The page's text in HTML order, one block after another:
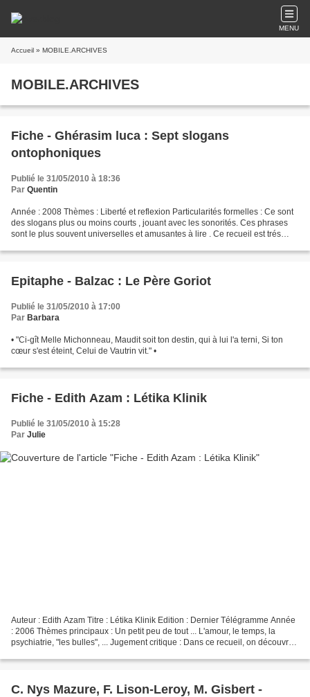
MENU
Accueil » MOBILE.ARCHIVES
MOBILE.ARCHIVES
Fiche - Ghérasim luca : Sept slogans
ontophoniques
Publié le 31/05/2010 à 18:36
Par Quentin
Année : 2008 Thèmes : Liberté et reflexion Particularités formelles : Ce sont
des slogans plus ou moins courts , jouant avec les sonorités. Ces phrases
sont le plus souvent universelles et amusantes à lire . Ce recueil est trés
Epitaphe - Balzac : Le Père Goriot
Publié le 31/05/2010 à 17:00
Par Barbara
• "Ci-gît Melle Michonneau, Maudit soit ton destin, qui à lui l'a terni, Si ton
cœur s'est éteint, Celui de Vautrin vit." •
Fiche - Edith Azam : Létika Klinik
Publié le 31/05/2010 à 15:28
Par Julie
Auteur : Edith Azam Titre : Létika Klinik Edition : Dernier Télégramme Année
: 2006 Thèmes principaux : Un petit peu de tout ... L'amour, le temps, la
psychiatrie, "les bulles", ... Jugement critique : Dans ce recueil, on découvre
C. Nys Mazure, F. Lison-Leroy, M. Gisbert -